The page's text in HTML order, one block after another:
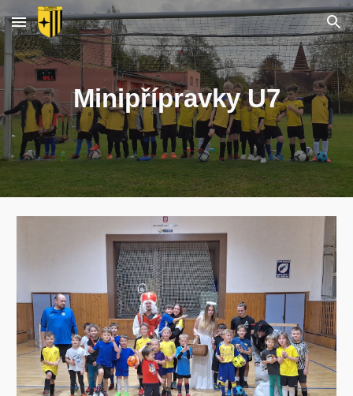
Skip to main content Skip to navigation
Minipřípravky U7